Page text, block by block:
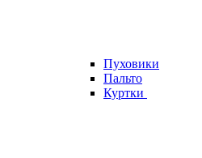
Пуховики
Пальто
Куртки